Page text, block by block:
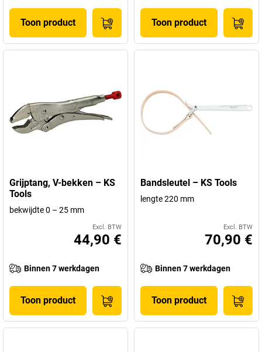
Toon product Toon product
Grijptang, V-bekken – KS
Tools
bekwijdte 0 – 25 mm
Excl. BTW
44,90 €
Binnen 7 werkdagen
Toon product
Bandsleutel – KS Tools
lengte 220 mm
Excl. BTW
70,90 €
Binnen 7 werkdagen
Toon product